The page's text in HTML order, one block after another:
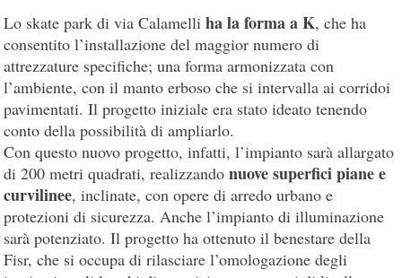
Lo skate park di via Calamelli ha la forma a K, che ha
consentito l’installazione del maggior numero di
attrezzature specifiche; una forma armonizzata con
l’ambiente, con il manto erboso che si intervalla ai corridoi
pavimentati. Il progetto iniziale era stato ideato tenendo
conto della possibilità di ampliarlo.
Con questo nuovo progetto, infatti, l’impianto sarà allargato
di 200 metri quadrati, realizzandonuove superfici piane e
curvilinee, inclinate, con opere di arredo urbano e
protezioni di sicurezza. Anche l’impianto di illuminazione
sarà potenziato. Il progetto ha ottenuto il benestare della
Fisr, che si occupa di rilasciare l’omologazione degli